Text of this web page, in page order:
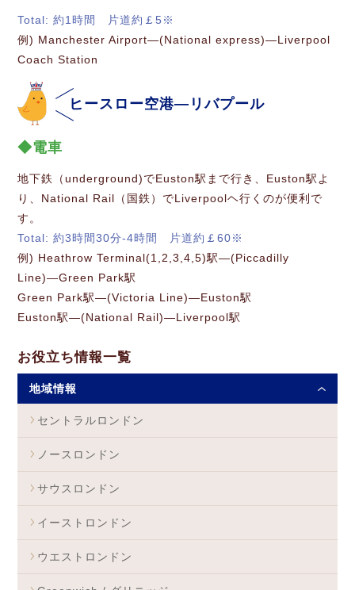
Total: 約1時間 片道約￡5※
例) Manchester Airport―(National express)―Liverpool
Coach Station
ヒースロー空港―リバプール
電車
地下鉄（underground)でEuston駅まで行き、Euston駅よ
り、National Rail（国鉄）でLiverpoolヘ行くのが便利で
す。
Total: 約3時間30分-4時間 片道約￡60※
例) Heathrow Terminal(1,2,3,4,5)駅―(Piccadilly
Line)―Green Park駅
Green Park駅―(Victoria Line)―Euston駅
Euston駅―(National Rail)―Liverpool駅
お役立ち情報一覧
地域情報
セントラルロンドン
ノースロンドン
サウスロンドン
イーストロンドン
ウエストロンドン